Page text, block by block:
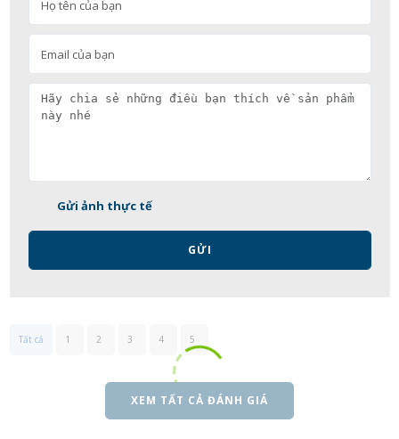
Gửi ảnh thực tế
GỬI
Tất cả 1 2 3 4 5
XEM TẤT CẢ ĐÁNH GIÁ